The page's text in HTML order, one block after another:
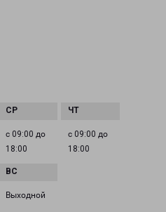
с 09:00 до
18:00
с 09:00 до
18:00
Выходной